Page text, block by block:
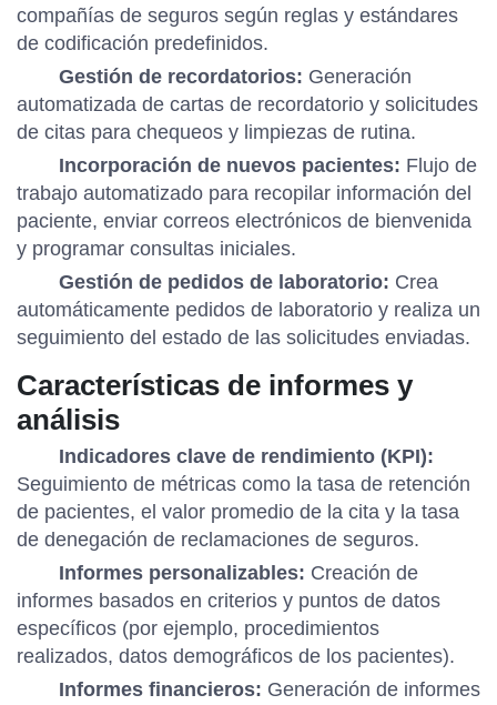
compañías de seguros según reglas y estándares
de codificación predefinidos.
Gestión de recordatorios: Generación
automatizada de cartas de recordatorio y solicitudes
de citas para chequeos y limpiezas de rutina.
Incorporación de nuevos pacientes: Flujo de
trabajo automatizado para recopilar información del
paciente, enviar correos electrónicos de bienvenida
y programar consultas iniciales.
Gestión de pedidos de laboratorio: Crea
automáticamente pedidos de laboratorio y realiza un
seguimiento del estado de las solicitudes enviadas.
Características de informes y
análisis
Indicadores clave de rendimiento (KPI):
Seguimiento de métricas como la tasa de retención
de pacientes, el valor promedio de la cita y la tasa
de denegación de reclamaciones de seguros.
Informes personalizables: Creación de
informes basados en criterios y puntos de datos
específicos (por ejemplo, procedimientos
realizados, datos demográficos de los pacientes).
Informes financieros: Generación de informes